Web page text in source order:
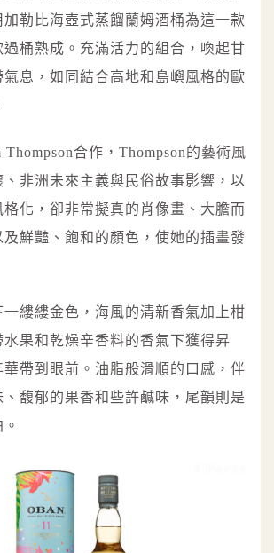
勒比海壺式蒸餾蘭姆酒桶為這一款
過桶熟成。充滿活力的組合，喚起甘
氣息，如同結合高地和島嶼風格的歐
合作，Thompson的藝術風
非洲未來主義與民俗故事影響，以
化，卻非常擬真的肖像畫、大膽而
鮮豔、飽和的顏色，使她的插畫發
一縷縷金色，海風的清新香氣加上柑
果和乾燥辛香料的香氣下獲得昇
帶到眼前。油脂般滑順的口感，伴
、馥郁的果香和些許鹹味，尾韻則是